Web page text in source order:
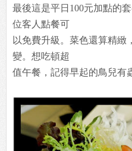
最後這是平日100元加點的
位客人點餐可
以免費升級。菜色還算精緻
變。想吃頓超
值午餐，記得早起的鳥兒有